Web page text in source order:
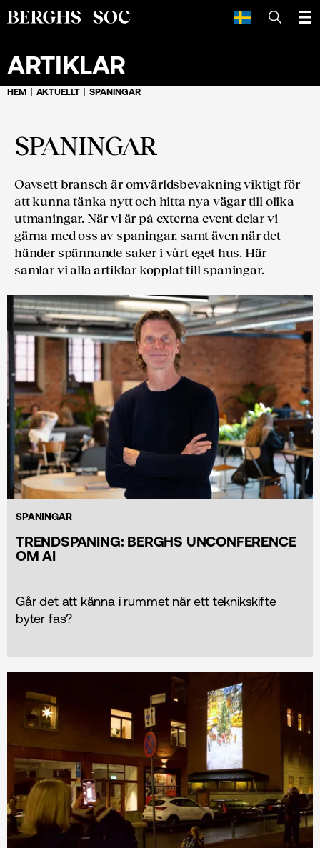
SÖK
ARTIKLAR
HEM AKTUELLT SPANINGAR
SPANINGAR
Oavsett bransch är omvärldsbevakning viktigt för
att kunna tänka nytt och hitta nya vägar till olika
utmaningar. När vi är på externa event delar vi
gärna med oss av spaningar, samt även när det
händer spännande saker i vårt eget hus. Här
samlar vi alla artiklar kopplat till spaningar.
SPANINGAR
TRENDSPANING: BERGHS UNCONFERENCE
OM AI
Går det att känna i rummet när ett teknikskifte
byter fas?